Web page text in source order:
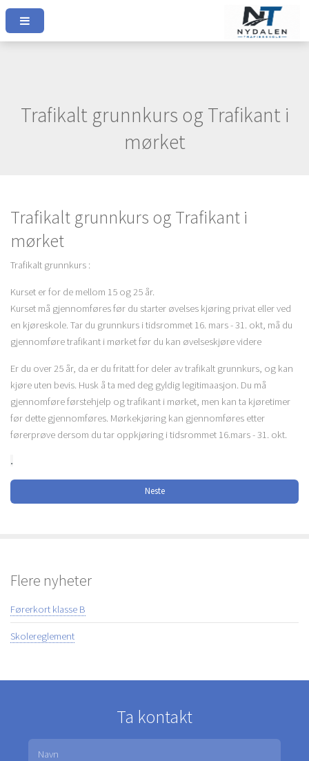
Trafikalt grunnkurs og Trafikant i
mørket
Trafikalt grunnkurs og Trafikant i
mørket
Trafikalt grunnkurs :
Kurset er for de mellom 15 og 25 år.
Kurset må gjennomføres før du starter øvelses kjøring privat eller ved
en kjøreskole. Tar du grunnkurs i tidsrommet 16. mars - 31. okt, må du
gjennomføre trafikant i mørket før du kan øvelseskjøre videre
Er du over 25 år, da er du fritatt for deler av trafikalt grunnkurs, og kan
kjøre uten bevis. Husk å ta med deg gyldig legitimaasjon. Du må
gjennomføre førstehjelp og trafikant i mørket, men kan ta kjøretimer
før dette gjennomføres. Mørkekjøring kan gjennomføres etter
førerprøve dersom du tar oppkjøring i tidsrommet 16.mars - 31. okt.
.
Neste
Flere nyheter
Førerkort klasse B
Skolereglement
Ta kontakt